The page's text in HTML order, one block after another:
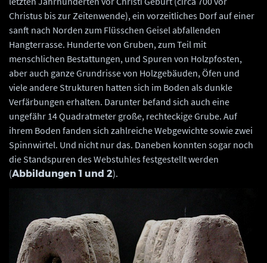
Christus bis zur Zeitenwende), ein vorzeitliches Dorf auf einer
sanft nach Norden zum Flüsschen Geisel abfallenden
Hangterrasse. Hunderte von Gruben, zum Teil mit
menschlichen Bestattungen, und Spuren von Holzpfosten,
aber auch ganze Grundrisse von Holzgebäuden, Öfen und
viele andere Strukturen hatten sich im Boden als dunkle
Verfärbungen erhalten. Darunter befand sich auch eine
ungefähr 14 Quadratmeter große, rechteckige Grube. Auf
ihrem Boden fanden sich zahlreiche Webgewichte sowie zwei
Spinnwirtel. Und nicht nur das. Daneben konnten sogar noch
die Standspuren des Webstuhles festgestellt werden
(Abbildungen 1 und 2).